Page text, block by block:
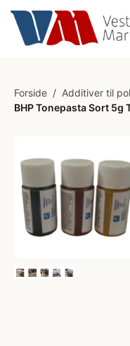
Forside / Additiver til
BHP Tonepasta Sort 5g